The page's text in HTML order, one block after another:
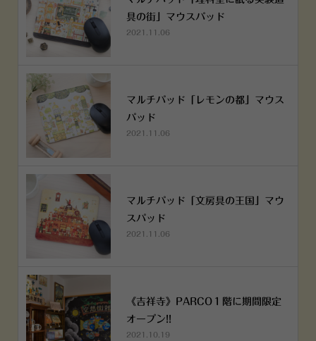
具の街」マウスパッド
2021.11.06
マルチパッド「レモンの都」マウス
パッド
2021.11.06
マルチパッド「文房具の王国」マウ
スパッド
2021.11.06
《吉祥寺》PARCO１階に期間限定
オープン!!
2021.10.19